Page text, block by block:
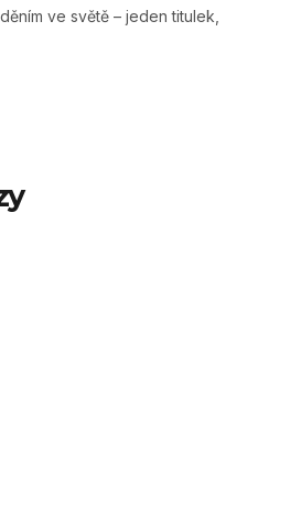
ve světě – jeden titulek,